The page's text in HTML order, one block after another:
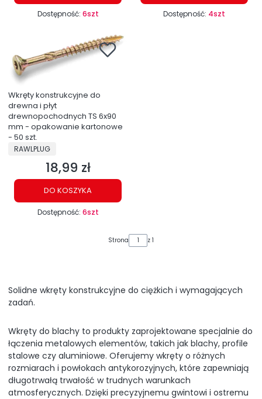
Dostępność: 6szt Dostępność: 4szt
Wkręty konstrukcyjne do
drewna i płyt
drewnopochodnych TS 6x90
mm - opakowanie kartonowe
- 50 szt.
PRODUCENT
RAWLPLUG
Cena
18,99 zł
DO KOSZYKA
Dostępność: 6szt
Strona z 1
Solidne wkręty konstrukcyjne do ciężkich i wymagających
zadań.
Wkręty do blachy to produkty zaprojektowane specjalnie do
łączenia metalowych elementów, takich jak blachy, profile
stalowe czy aluminiowe. Oferujemy wkręty o różnych
rozmiarach i powłokach antykorozyjnych, które zapewniają
długotrwałą trwałość w trudnych warunkach
atmosferycznych. Dzięki precyzyjnemu gwintowi i ostremu